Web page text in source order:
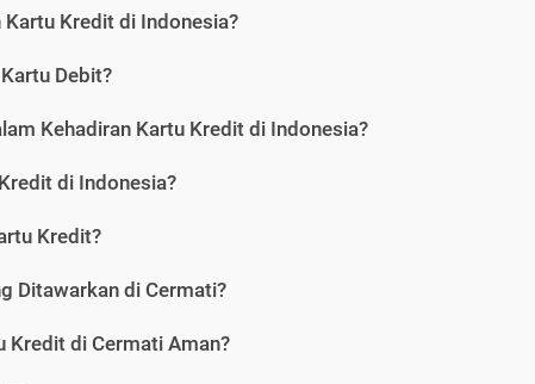
Kredit di Indonesia?
Debit?
Kehadiran Kartu Kredit di Indonesia?
di Indonesia?
Kredit?
Ditawarkan di Cermati?
Kredit di Cermati Aman?